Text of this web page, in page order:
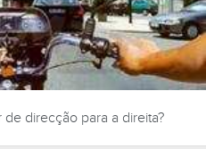
direcção para a direita?